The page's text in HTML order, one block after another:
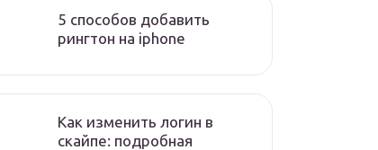
5 способов добавить
рингтон на iphone
Как изменить логин в
скайпе: подробная